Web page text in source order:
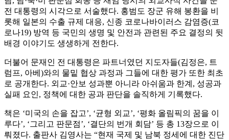
전 대통령의 시각으로 서술했다. 홍범도 장군 유해 봉환을 비
롯해 일본의 수출 규제 대응, 신종 코로나바이러스 감염증(코
로나19) 방역 등 국민의 생명 및 안전과 관련된 주요 결정의 뒷
배경 이야기도 생생하게 전한다.
더불어 문재인 전 대통령은 파트너였던 지도자들(김정은, 트
럼프, 아베)와의 물밑 협상 과정과 그들에 대한 평가 또한 최초
로 공개한다. 외교·안보 성과뿐 아니라 아쉬움과 한계, 성공과
실패 요인, 정책에 대한 공과 판단을 솔직하게 기록했다.
책은 ‘미국의 손을 잡고’, ‘균형 외교’, ‘평화 올림픽의 꿈을 이
루다’, ‘그리고 판문점’, ‘결단의 번개 회담’ 등 총 13장으로 이
뤄졌다. 출판사 김영사는 “현재 국제 및 남북 정세에 대한 진단